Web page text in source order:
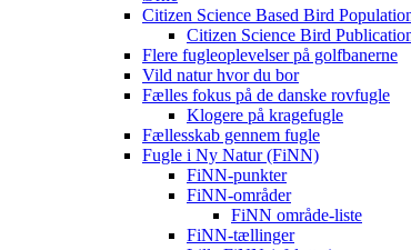
Citizen Science Based Bird
Citizen Science Bird
Flere fugleoplevelser på golfbanerne
Vild natur hvor du bor
Fælles fokus på de danske rovfugle
Klogere på kragefugle
Fællesskab gennem fugle
Fugle i Ny Natur (FiNN)
FiNN-punkter
FiNN-områder
FiNN område-liste
FiNN-tællinger